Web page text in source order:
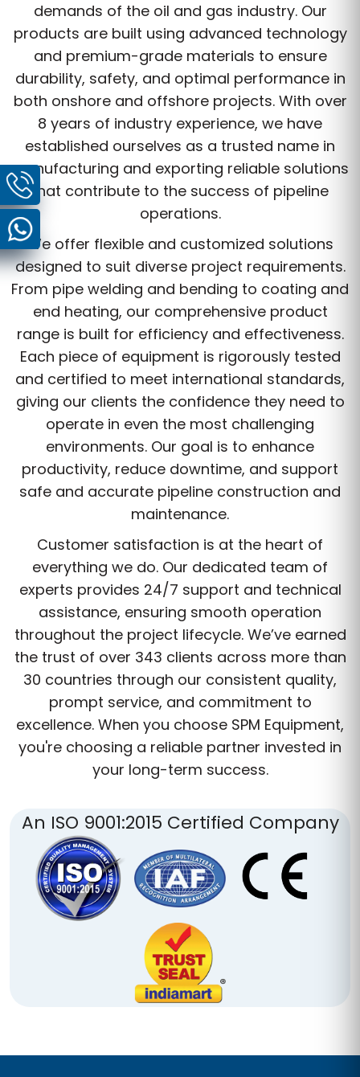
demands of the oil and gas industry. Our
products are built using advanced technology
and premium-grade materials to ensure
durability, safety, and optimal performance in
both onshore and offshore projects. With over
8 years of industry experience, we have
established ourselves as a trusted name in
manufacturing and exporting reliable solutions
that contribute to the success of pipeline
operations.
We offer flexible and customized solutions
designed to suit diverse project requirements.
From pipe welding and bending to coating and
end heating, our comprehensive product
range is built for efficiency and effectiveness.
Each piece of equipment is rigorously tested
and certified to meet international standards,
giving our clients the confidence they need to
operate in even the most challenging
environments. Our goal is to enhance
productivity, reduce downtime, and support
safe and accurate pipeline construction and
maintenance.
Customer satisfaction is at the heart of
everything we do. Our dedicated team of
experts provides 24/7 support and technical
assistance, ensuring smooth operation
throughout the project lifecycle. We’ve earned
the trust of over 343 clients across more than
30 countries through our consistent quality,
prompt service, and commitment to
excellence. When you choose SPM Equipment,
you're choosing a reliable partner invested in
your long-term success.
An ISO 9001:2015 Certified Company